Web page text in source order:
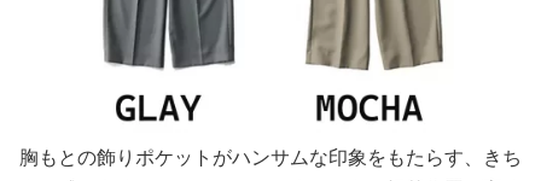
胸もとの飾りポケットがハンサムな印象をもたらす、きち